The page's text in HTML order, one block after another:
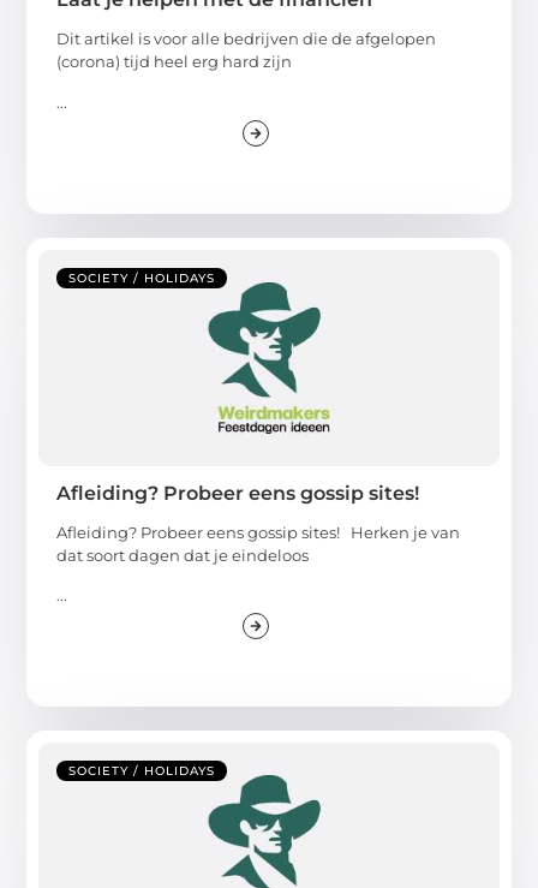
Dit artikel is voor alle bedrijven die de afgelopen
(corona) tijd heel erg hard zijn
...
SOCIETY / HOLIDAYS
Afleiding? Probeer eens gossip sites!
Afleiding? Probeer eens gossip sites! Herken je van
dat soort dagen dat je eindeloos
...
SOCIETY / HOLIDAYS